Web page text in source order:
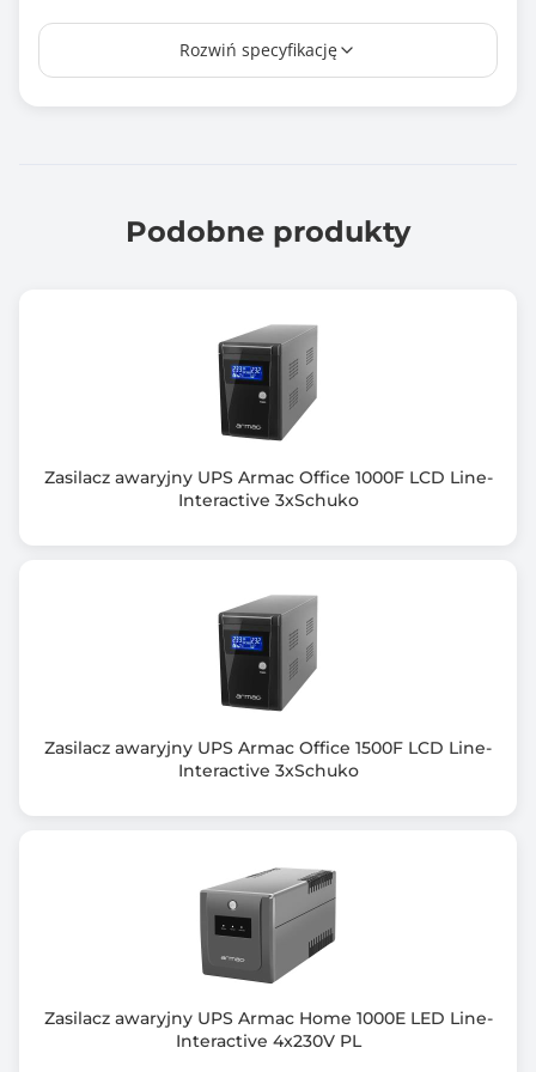
Czas ładowania [h]
Czas przełączania
Układ automatycznej regulacji napięcia (AVR)
Tak
Sinus
Interfejs komunikacyjny
Dołączone oprogramowanie
ViewPower
Czarny (Black)
Wymiary [G x S x W] (mm)
Informacje dodatkowe
Rozwiń specyfikację
Podobne produkty
Zasilacz awaryjny UPS Armac Office 1000F LCD Line-
Interactive 3xSchuko
Zasilacz awaryjny UPS Armac Office 1500F LCD Line-
Interactive 3xSchuko
Zasilacz awaryjny UPS Armac Home 1000E LED Line-
Interactive 4x230V PL